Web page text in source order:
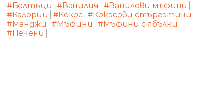
#Белтъци #Ванилия
#Ванилови мъфини
#Калории
#Кокос #Кокосови стърготини
#Манджи
#Мъфини
#Мъфини с ябълки
#Печени